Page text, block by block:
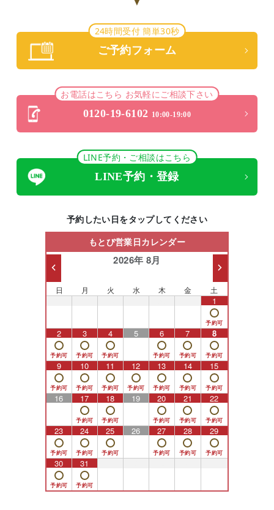
24時間受付 簡単30秒
ご予約フォーム
お電話はこちら お気軽にご相談下さい
0120-19-6102 10:00-19:00
LINE予約・ご相談はこちら
LINE予約・登録
予約したい日をタップしてください
もとび営業日カレンダー
2026年 8月
日 月 火 水 木 金 土
1
2 3 4 5 6 7 8
9 10 11 12 13 14 15
16 17 18 19 20 21 22
23 24 25 26 27 28 29
30 31